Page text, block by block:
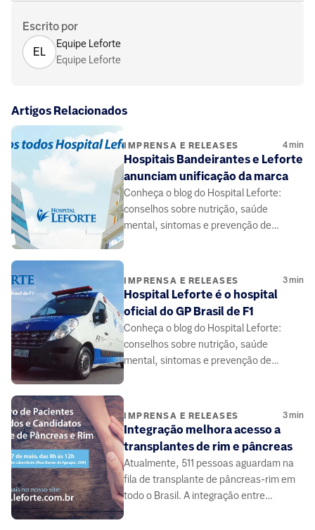
Escrito por
EL
Equipe Leforte
Equipe Leforte
Artigos Relacionados
IMPRENSA E RELEASES 4min
Hospitais Bandeirantes e Leforte
anunciam unificação da marca
Conheça o blog do Hospital Leforte:
conselhos sobre nutrição, saúde
mental, sintomas e prevenção de
IMPRENSA E RELEASES 3min
Hospital Leforte é o hospital
oficial do GP Brasil de F1
Conheça o blog do Hospital Leforte:
conselhos sobre nutrição, saúde
mental, sintomas e prevenção de
IMPRENSA E RELEASES 3min
Integração melhora acesso a
transplantes de rim e pâncreas
Atualmente, 511 pessoas aguardam na
fila de transplante de pâncreas-rim em
todo o Brasil. A integração entre